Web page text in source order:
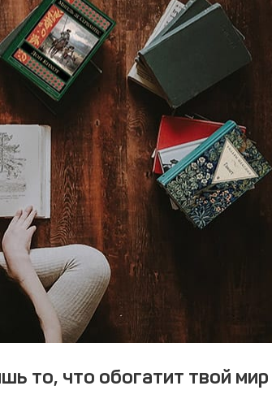
то, что обогатит твой мир